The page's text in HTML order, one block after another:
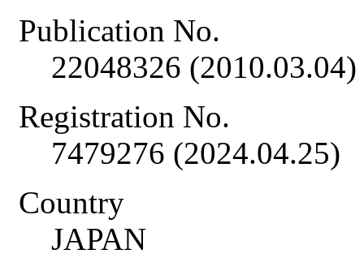
Publication No.
22048326 (2010.03.04)
Registration No.
7479276 (2024.04.25)
Country
JAPAN